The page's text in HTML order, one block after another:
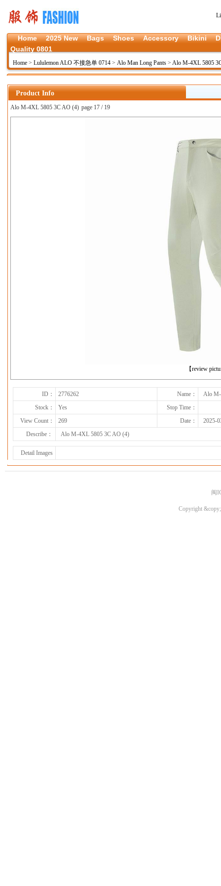
Home 2025 New Bags Shoes Accessory Bikini
Quality 0801
Home > Lululemon ALO 不接急单 0714 > Alo Man Long Pants > Alo M-4XL 5805
Product Info
Alo M-4XL 5805 3C AO (4) page 17 / 19
【review
ID： 2776262 Name：
Alo
Stock：
Yes
Stop Time：
View Count：
269 Date：
2025-
Describe：
Alo M-4XL 5805 3C AO (4)
Detail Images
闽
Copyright